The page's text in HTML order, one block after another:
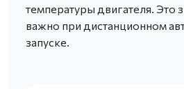
температуры двигателя. Это
важно при дистанционном
запуске.